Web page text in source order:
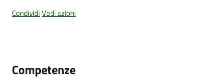
PNRR
CondividiVedi azioni
Competenze